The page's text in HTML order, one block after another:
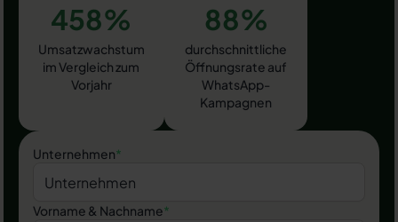
458%
Umsatzwachstum
im Vergleich zum
Vorjahr
88%
durchschnittliche
Öffnungsrate auf
WhatsApp-
Kampagnen
Unternehmen*
Vorname & Nachname*